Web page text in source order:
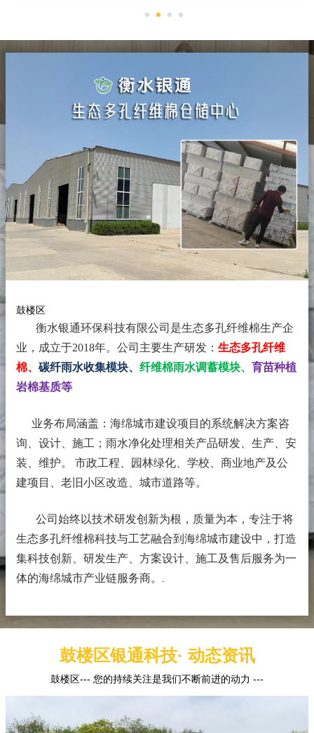
鼓楼区
衡水银通环保科技有限公司是生态多孔纤维棉生产企
业，成立于2018年。 公司主要生产研发： 生态多孔纤维
棉、 碳纤雨水收集模块、 纤维棉雨水调蓄模块、 育苗种植
岩棉基质等
业务布局涵盖：海绵城市建设项目的系统解决方案咨
询、设计、施工；雨水净化处理相关产品研发、生产、安
装、维护。 市政工程、园林绿化、学校、商业地产及公
建项目、老旧小区改造、城市道路等。
公司始终以技术研发创新为根，质量为本，专注于将
生态多孔纤维棉科技与工艺融合到海绵城市建设中，打造
集科技创新、研发生产、方案设计、施工及售后服务为一
体的海绵城市产业链服务商。
鼓楼区银通科技· 动态资讯
鼓楼区--- 您的持续关注是我们不断前进的动力 ---